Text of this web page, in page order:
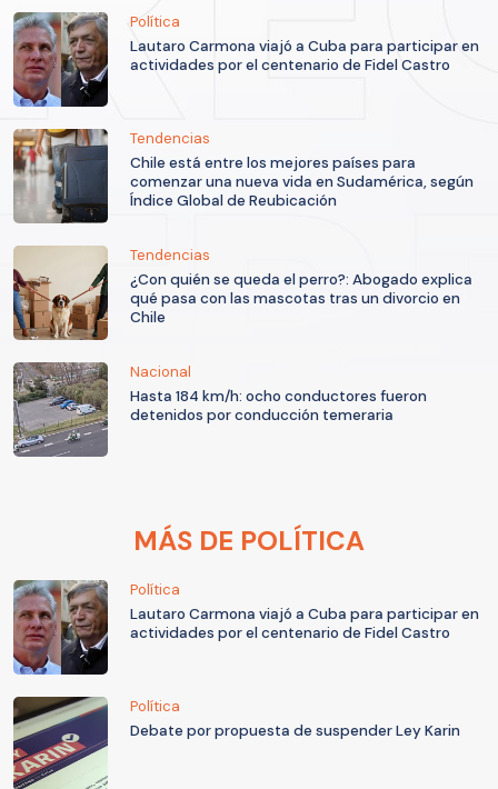
Política
Lautaro Carmona viajó a Cuba para participar en
actividades por el centenario de Fidel Castro
Tendencias
Chile está entre los mejores países para
comenzar una nueva vida en Sudamérica, según
Índice Global de Reubicación
Tendencias
¿Con quién se queda el perro?: Abogado explica
qué pasa con las mascotas tras un divorcio en
Chile
Nacional
Hasta 184 km/h: ocho conductores fueron
detenidos por conducción temeraria
MÁS DE POLÍTICA
Política
Lautaro Carmona viajó a Cuba para participar en
actividades por el centenario de Fidel Castro
Política
Debate por propuesta de suspender Ley Karin